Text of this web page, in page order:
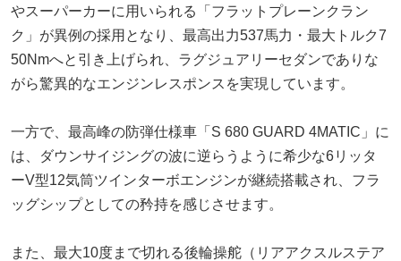
やスーパーカーに用いられる「フラットプレーンクラン
ク」が異例の採用となり、最高出力537馬力・最大トルク7
50Nmへと引き上げられ、ラグジュアリーセダンでありな
がら驚異的なエンジンレスポンスを実現しています。
一方で、最高峰の防弾仕様車「S 680 GUARD 4MATIC」に
は、ダウンサイジングの波に逆らうように希少な6リッタ
ーV型12気筒ツインターボエンジンが継続搭載され、フラ
ッグシップとしての矜持を感じさせます。
また、最大10度まで切れる後輪操舵（リアアクスルステア